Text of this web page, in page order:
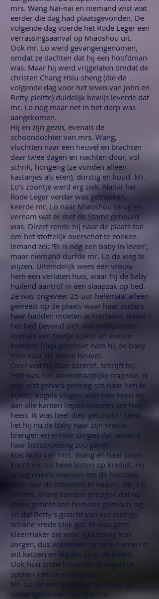
mrs. Wang Nai-nai en niemand wist wat
eerder die dag had plaatsgevonden. De
volgende dag voerde het Rode Leger een
verrassingsaanval op Miaoshou uit.
Ook mr. Lo werd gevangengenomen,
omdat ze dachten dat hij een hoofdman
was. Maar hij werd vrijgelaten omdat de
christen Chang Hsiu-sheng (die de
volgende dag voor het leven van John en
Betty pleitte) duidelijk bewijs leverde dat
mr. Lo nog maar net in het dorp was
aangekomen.
Hij en zijn gezin, evenals de
schoondochter van mrs. Wang,
vluchtten naar een heuvel en brachten
daar twee dagen en nachten door, vol
schrik, hongerig (ze vonden alleen
kastanjes als eten), dorstig en koud. Mr.
Lo’s zoontje werd erg ziek. Nadat het
Rode Leger verder was getrokken,
keerde mr. Lo naar Miaoshou terug en
vernam wat er met de Stams gebeurd
was. Direct rende hij naar de plaats toe
om het stoffelijk overschot te zoeken.
Iemand zei: ‘Er is nog een baby in leven’,
maar niemand durfde mr. Lo de weg te
wijzen. Uiteindelijk wees een vrouw
hem een verlaten huis, waar hij de baby
huilend aantrof in een slaapzak op bed.
Ze was ongeveer 25 uur helemaal alleen
geweest op de plaats waar haar ouders
haar hadden moeten achterlaten. Naast
het bed bevond zich wat melkpoeder,
evenals een beetje suiker en enkele
koekjes. Diep geschokt nam hij de baby
mee naar de kleine heuvel.
Over wat hij daar aantrof, schrijft hij:
‘Het was een onverdraaglijke tragedie. Ik
was niet gehard genoeg om naar hen te
kijken. Vogels vlogen over hen heen en
aan alle kanten liepen honden om hen
heen. Ik was heel diep geschokt.’ Eerst
liet hij nu de baby naar zijn vrouw
brengen en ervoor zorgen dat iemand
haar borstvoeding zou geven.
Met hulp van mrs. Wang en haar zoon
kocht mr. Lo twee kisten op krediet. Hij
vroeg enkele mensen om de hoofden
weer aan de lichamen te naaien. Mr. Lo
en mrs. Wang konden getuigen dat op
Johns gezicht een hemelse glimlach lag,
en dat Betty's gezicht van een rustige,
schone vrede blijk gaf. Er was geen
kleermaker die voor lijkkleding kon
zorgen, dus wikkelden ze de lichamen in
wit katoen en legden ze in de kisten.
Ook hun onderlichamen droegen de
sporen van zwaardsteken.
Mr. Lo zei een gebed op en sprak de
samengekomen menigte toe: